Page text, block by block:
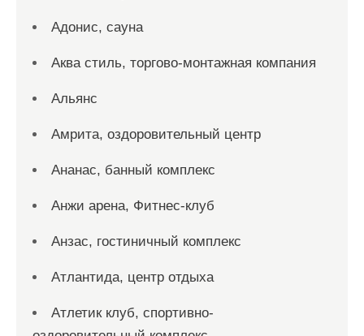
Адонис, сауна
Аква стиль, торгово-монтажная компания
Альянс
Амрита, оздоровительный центр
Ананас, банный комплекс
Анжи арена, Фитнес-клуб
Анзас, гостиничный комплекс
Атлантида, центр отдыха
Атлетик клуб, спортивно-